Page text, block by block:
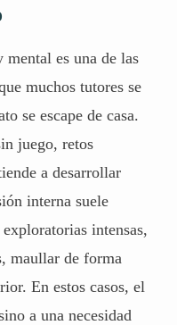
es una de las
muchos tutores se
se escape de casa.
juego, retos
a desarrollar
interna suele
intensas,
maullar de forma
En estos casos, el
a una necesidad